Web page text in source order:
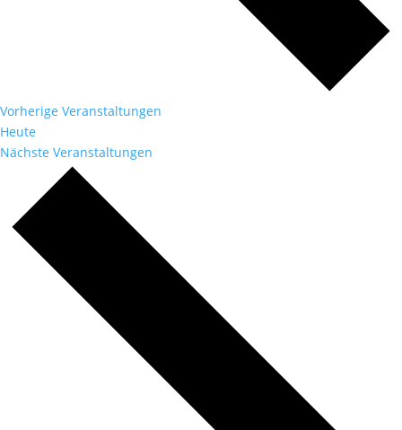
Vorherige Veranstaltungen
Heute
Nächste Veranstaltungen